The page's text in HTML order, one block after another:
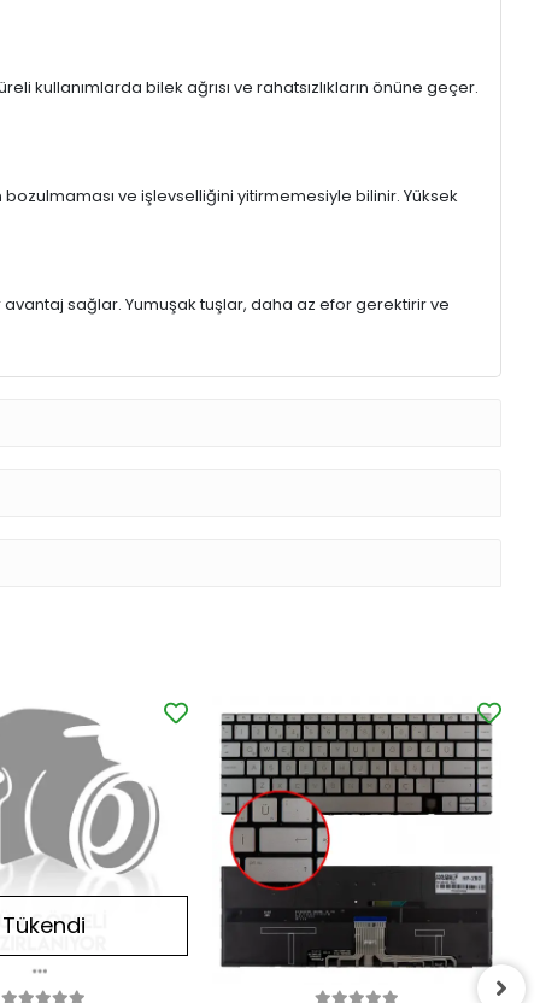
kullanımlarda bilek ağrısı ve rahatsızlıkların önüne geçer.
ve işlevselliğini yitirmemesiyle bilinir. Yüksek
avantaj sağlar. Yumuşak tuşlar, daha az efor gerektirir ve
Tükendi